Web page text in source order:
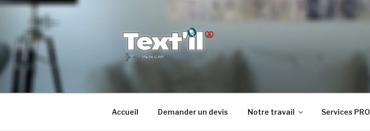
Aller
contenu
principal
TEX'TIL
Le nettoyage de canapé haut de gamme
Accueil Demander un devis Notre travail Services PRO